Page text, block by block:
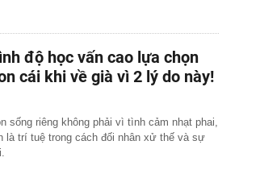
độ học vấn cao lựa chọn
cái khi về già vì 2 lý do này!
sống riêng không phải vì tình cảm nhạt phai,
là trí tuệ trong cách đối nhân xử thế và sự